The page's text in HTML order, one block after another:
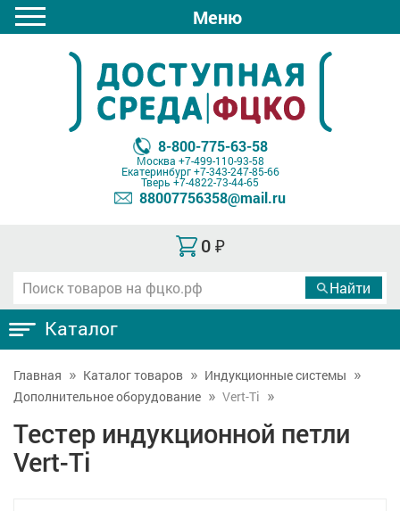
Меню
8-800-775-63-58
Москва +7-499-110-93-58
Екатеринбург+7-343-247-85-66
Тверь +7-4822-73-44-65
88007756358@mail.ru
0 ₽
Каталог
Главная Каталог товаров
Индукционные системы
Дополнительное оборудование
Vert-Ti
Тестер индукционной петли
Vert-Ti